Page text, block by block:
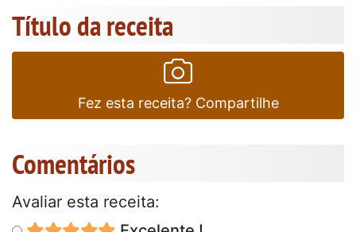
Título da receita
Fez esta receita? Compartilhe
Comentários
Avaliar esta receita: